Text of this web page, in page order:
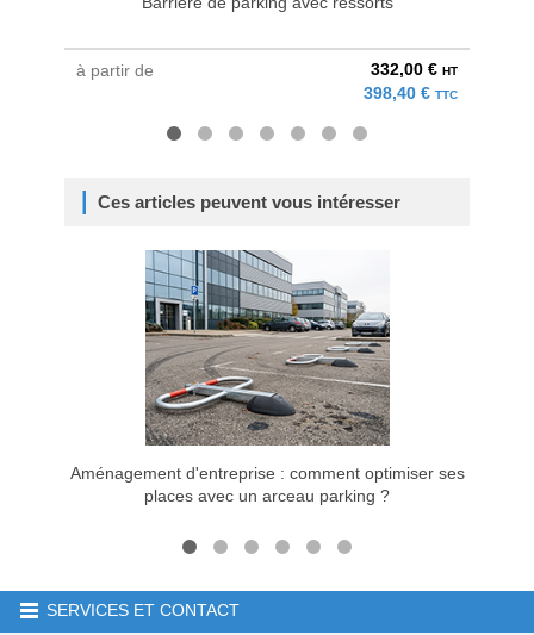
à partir de 332,00 € HT
398,40 € TTC
Ces articles peuvent vous intéresser
Aménagement d'entreprise : comment optimiser ses
places avec un arceau parking ?
SERVICES ET CONTACT